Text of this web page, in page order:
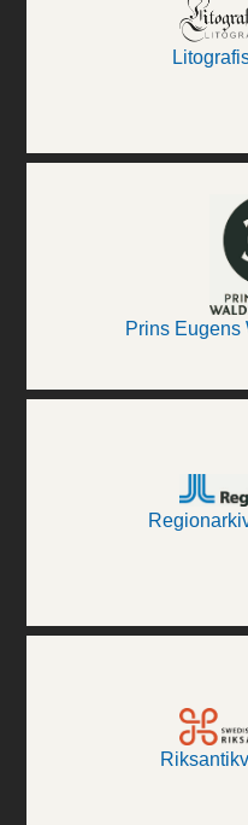
Prins Eugens